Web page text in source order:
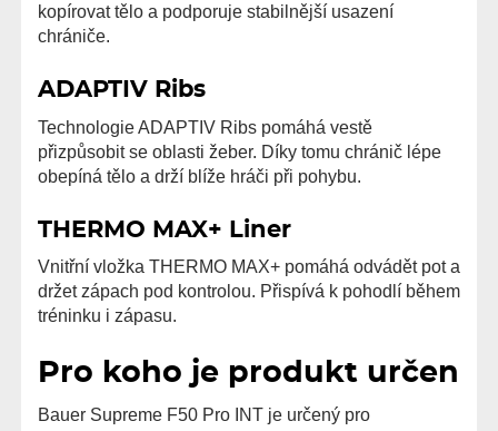
kopírovat tělo a podporuje stabilnější usazení
chrániče.
ADAPTIV Ribs
Technologie ADAPTIV Ribs pomáhá vestě
přizpůsobit se oblasti žeber. Díky tomu chránič lépe
obepíná tělo a drží blíže hráči při pohybu.
THERMO MAX+ Liner
Vnitřní vložka THERMO MAX+ pomáhá odvádět pot a
držet zápach pod kontrolou. Přispívá k pohodlí během
tréninku i zápasu.
Pro koho je produkt určen
Bauer Supreme F50 Pro INT je určený pro